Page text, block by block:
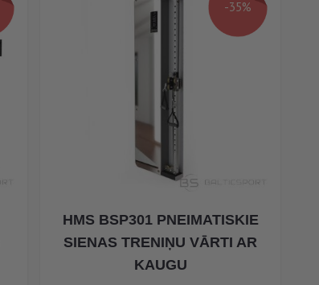
-35%
HMS BSP301 PNEIMATISKIE
SIENAS TRENIŅU VĀRTI AR
KAUGU